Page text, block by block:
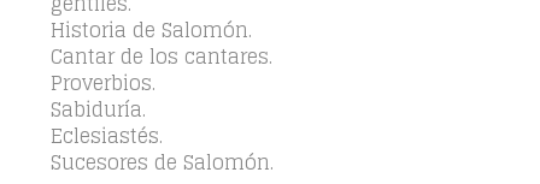
Historia de Salomón.
Cantar de los cantares.
Proverbios.
Sabiduría.
Eclesiastés.
Sucesores de Salomón.